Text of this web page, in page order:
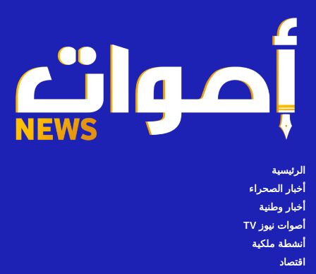
الرئيسية
أخبار الصحراء
أخبار وطنية
أصوات نيوز TV
أنشطة ملكية
اقتصاد